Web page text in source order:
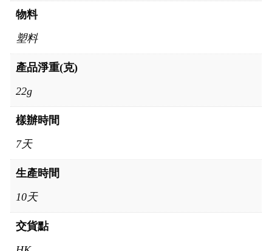
物料
塑料
產品淨重(克)
22g
樣辦時間
7天
生產時間
10天
交貨點